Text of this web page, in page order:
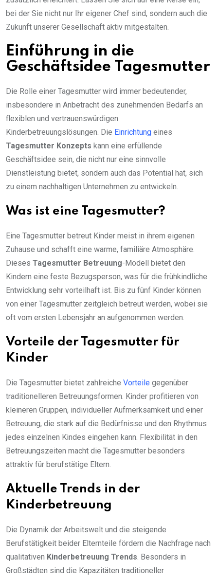
bei der Sie nicht nur Ihr eigener Chef sind, sondern auch die
Zukunft unserer Gesellschaft aktiv mitgestalten.
Einführung in die
Geschäftsidee Tagesmutter
Die Rolle einer Tagesmutter wird immer bedeutender,
insbesondere in Anbetracht des zunehmenden Bedarfs an
flexiblen und vertrauenswürdigen
Kinderbetreuungslösungen. Die Einrichtung eines
Tagesmutter Konzepts kann eine erfüllende
Geschäftsidee sein, die nicht nur eine sinnvolle
Dienstleistung bietet, sondern auch das Potential hat, sich
zu einem nachhaltigen Unternehmen zu entwickeln.
Was ist eine Tagesmutter?
Eine Tagesmutter betreut Kinder meist in ihrem eigenen
Zuhause und schafft eine warme, familiäre Atmosphäre.
Dieses Tagesmutter Betreuung-Modell bietet den
Kindern eine feste Bezugsperson, was für die frühkindliche
Entwicklung sehr vorteilhaft ist. Bis zu fünf Kinder können
von einer Tagesmutter zeitgleich betreut werden, wobei sie
oft vom ersten Lebensjahr an aufgenommen werden.
Vorteile der Tagesmutter für
Kinder
Die Tagesmutter bietet zahlreiche Vorteile gegenüber
traditionelleren Betreuungsformen. Kinder profitieren von
kleineren Gruppen, individueller Aufmerksamkeit und einer
Betreuung, die stark auf die Bedürfnisse und den Rhythmus
jedes einzelnen Kindes eingehen kann. Flexibilität in den
Betreuungszeiten macht die Tagesmutter besonders
attraktiv für berufstätige Eltern.
Aktuelle Trends in der
Kinderbetreuung
Die Dynamik der Arbeitswelt und die steigende
Berufstätigkeit beider Elternteile fördern die Nachfrage nach
qualitativen Kinderbetreuung Trends. Besonders in
Großstädten sind die Kapazitäten traditioneller